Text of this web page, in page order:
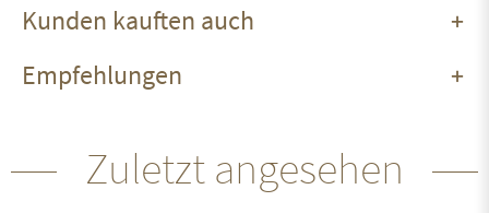
Kunden kauften auch
Empfehlungen
Zuletzt angesehen